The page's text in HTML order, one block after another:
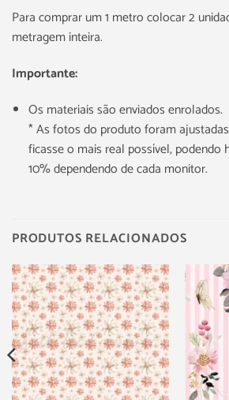
Para comprar um 1 metro colocar 2
metragem inteira.
Importante:
Os materiais são enviados enrolados.
* As fotos do produto foram
ficasse o mais real possível, podendo
10% dependendo de cada monitor.
PRODUTOS RELACIONADOS